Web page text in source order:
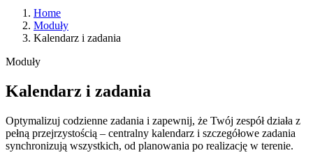
Home
Moduły
Kalendarz i zadania
Moduły
Kalendarz i zadania
Optymalizuj codzienne zadania i zapewnij, że Twój zespół działa z
pełną przejrzystością – centralny kalendarz i szczegółowe zadania
synchronizują wszystkich, od planowania po realizację w terenie.